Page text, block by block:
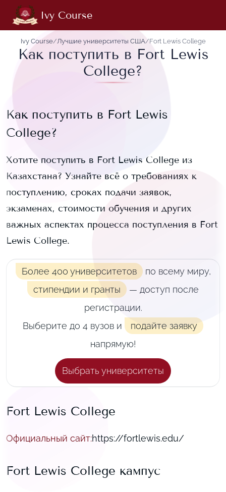
Ivy Course
Ivy Course/Лучшие университеты США/Fort Lewis College
Как поступить в Fort Lewis
College?
Как поступить в Fort Lewis
College?
Хотите поступить в Fort Lewis College из
Казахстана? Узнайте всё о требованиях к
поступлению, сроках подачи заявок,
экзаменах, стоимости обучения и других
важных аспектах процесса поступления в Fort
Lewis College.
Более 400 университетов по всему миру,
стипендии и гранты
— доступ после
регистрации.
Выберите до 4 вузов и
подайте заявку
напрямую!
Выбрать университеты
Fort Lewis College
Официальный сайт:https://fortlewis.edu/
Fort Lewis College кампус